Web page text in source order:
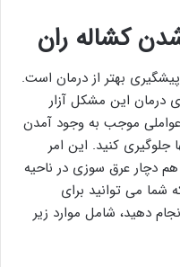
کشاله ران
بهتر از درمان است.
درمان این مشکل آزار
عواملی موجب به وجود آمدن
جلوگیری کنید. این امر
دچار عرق سوزی در ناحیه
شما می توانید برای
دهید، شامل موارد زیر